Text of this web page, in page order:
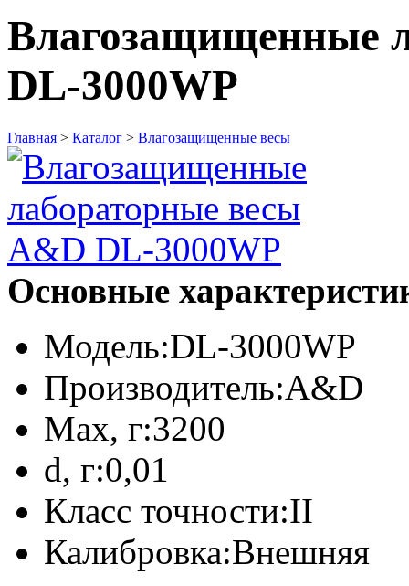
Влагозащищенные
DL-3000WP
Главная > Каталог > Влагозащищенные весы
Основные
Модель:DL-3000WP
Производитель:A&D
Max, г:3200
d, г:0,01
Класс точности:II
Калибровка:Внешняя